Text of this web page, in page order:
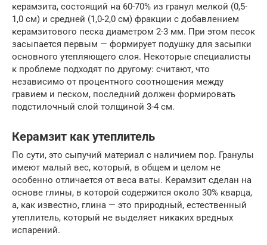
керамзита, состоящий на 60-70% из гранул мелкой (0,5-
1,0 см) и средней (1,0-2,0 см) фракции с добавлением
керамзитового песка диаметром 2-3 мм. При этом песок
засыпается первым — формирует подушку для засыпки
основного утепляющего слоя. Некоторые специалисты
к проблеме подходят по другому: считают, что
независимо от процентного соотношения между
гравием и песком, последний должен формировать
подстилочный слой толщиной 3-4 см.
Керамзит как утеплитель
По сути, это сыпучий материал с наличием пор. Гранулы
имеют малый вес, который, в общем и целом не
особенно отличается от веса ваты. Керамзит сделан на
основе глины, в которой содержится около 30% кварца,
а, как известно, глина — это природный, естественный
утеплитель, который не выделяет никаких вредных
испарений.